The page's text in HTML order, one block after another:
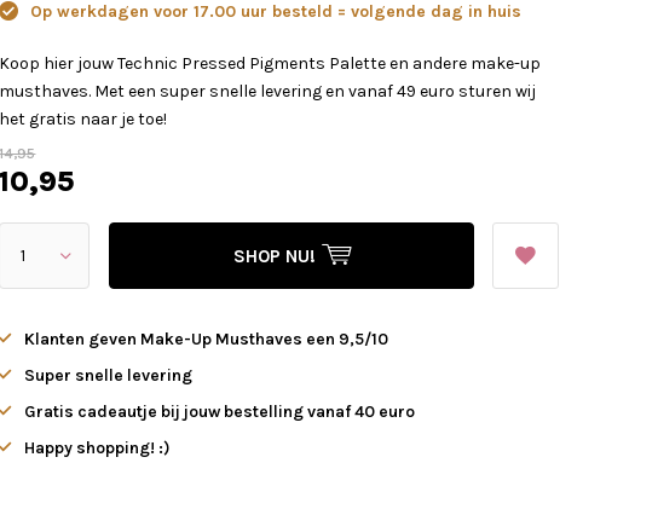
Op werkdagen voor 17.00 uur besteld = volgende dag in huis
Koop hier jouw Technic Pressed Pigments Palette en andere make-up
musthaves. Met een super snelle levering en vanaf 49 euro sturen wij
het gratis naar je toe!
14,95
10,95
SHOP NU!
Klanten geven Make-Up Musthaves een 9,5/10
Super snelle levering
Gratis cadeautje bij jouw bestelling vanaf 40 euro
Happy shopping! :)